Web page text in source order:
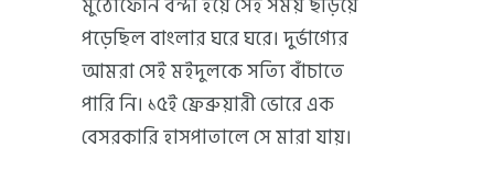
পড়েছিল বাংলার ঘরে ঘরে। দুর্ভাগ্যের
আমরা সেই মইদুলকে সত্যি বাঁচাতে
পারি নি। ১৫ই ফ্রেব্রুয়ারী ভোরে এক
বেসরকারি হাসপাতালে সে মারা যায়।